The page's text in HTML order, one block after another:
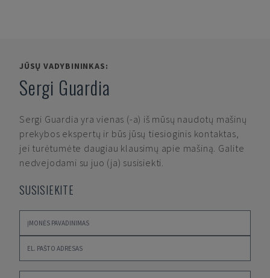
JŪSŲ VADYBININKAS:
Sergi Guardia
Sergi Guardia yra vienas (-a) iš mūsų naudotų mašinų
prekybos ekspertų ir būs jūsų tiesioginis kontaktas,
jei turėtumėte daugiau klausimų apie mašiną. Galite
nedvejodami su juo (ja) susisiekti.
SUSISIEKITE